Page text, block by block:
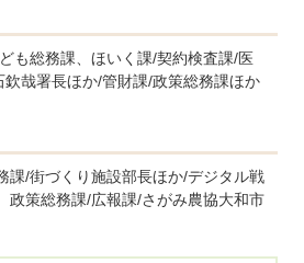
も総務課、ほいく課/契約検査課/医
哉署長ほか/管財課/政策総務課ほか
課/街づくり施設部長ほか/デジタル戦
政策総務課/広報課/さがみ農協大和市